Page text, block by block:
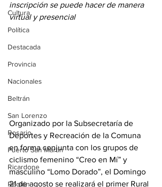
Cultura
Política
Destacada
Provincia
Nacionales
Beltrán
San Lorenzo
Rosario
Puerto San Martín
Ricardone
Región
inscripción se puede hacer de manera
virtual y presencial
Organizado por la Subsecretaría de
Deportes y Recreación de la Comuna
en forma conjunta con los grupos de
ciclismo femenino “Creo en Mí” y
masculino “Lomo Dorado”, el Domingo
21 de agosto se realizará el primer Rural